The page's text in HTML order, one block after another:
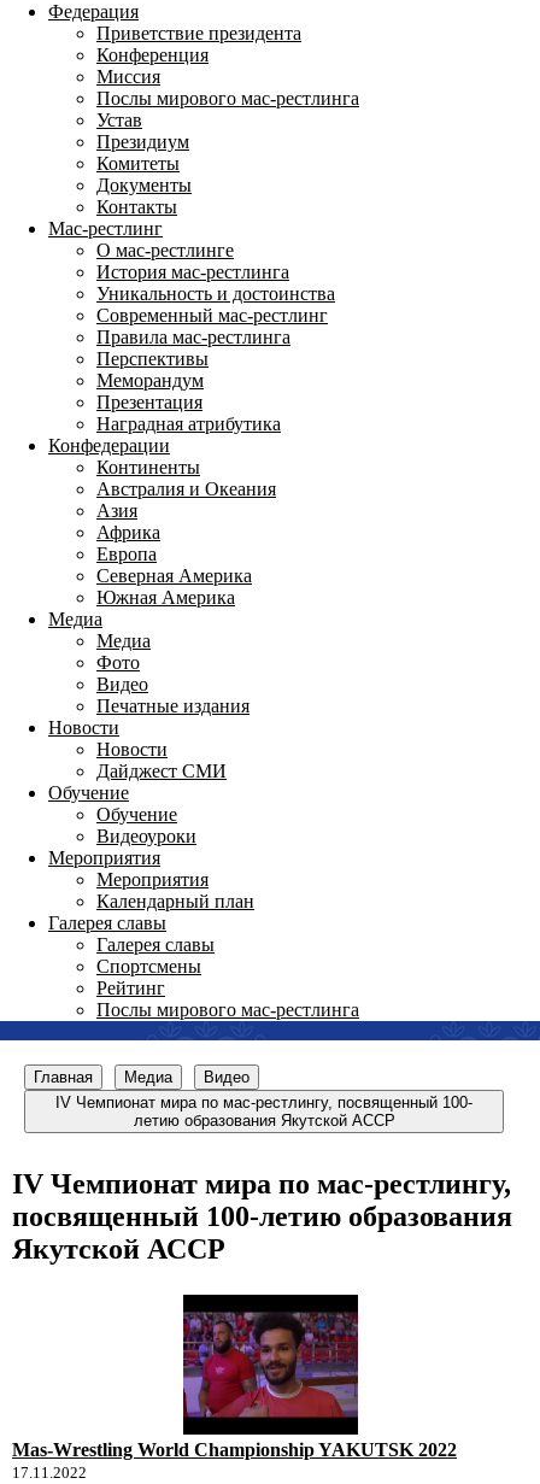
Федерация
Приветствие президента
Конференция
Миссия
Послы мирового мас-рестлинга
Устав
Президиум
Комитеты
Документы
Контакты
Мас-рестлинг
О мас-рестлинге
История мас-рестлинга
Уникальность и достоинства
Современный мас-рестлинг
Правила мас-рестлинга
Перспективы
Меморандум
Презентация
Наградная атрибутика
Конфедерации
Континенты
Австралия и Океания
Азия
Африка
Европа
Северная Америка
Южная Америка
Медиа
Медиа
Фото
Видео
Печатные издания
Новости
Новости
Дайджест СМИ
Обучение
Обучение
Видеоуроки
Мероприятия
Мероприятия
Календарный план
Галерея славы
Галерея славы
Спортсмены
Рейтинг
Послы мирового мас-рестлинга
Главная Медиа
Видео
IV Чемпионат мира по мас-рестлингу, посвященный 100-
летию образования Якутской АССР
IV Чемпионат мира по мас-рестлингу,
посвященный 100-летию образования
Якутской АССР
Mas-Wrestling World Championship YAKUTSK 2022
17.11.2022